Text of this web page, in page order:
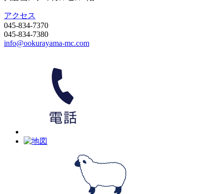
アクセス
045-834-7370
045-834-7380
info@ookurayama-mc.com